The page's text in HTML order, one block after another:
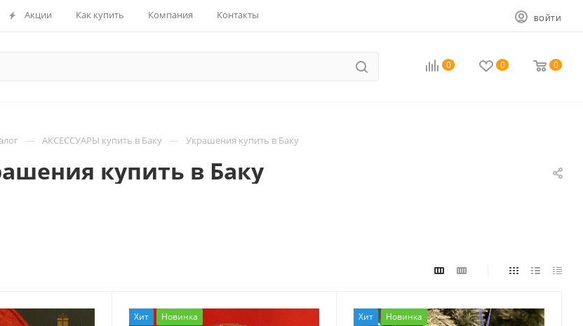
Акции Как купить Компания Контакты ВОЙТИ
0 0 0
— АКСЕССУАРЫ купить в Баку — Украшения купить в Баку
купить в Баку
Хит Новинка Хит Новинка